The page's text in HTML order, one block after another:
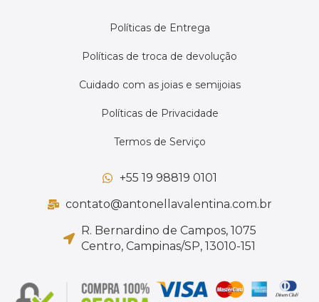
Políticas de Entrega
Políticas de troca de devolução
Cuidado com as joias e semijoias
Políticas de Privacidade
Termos de Serviço
+55 19 98819 0101
contato@antonellavalentina.com.br
R. Bernardino de Campos, 1075
Centro, Campinas/SP, 13010-151